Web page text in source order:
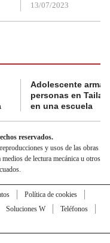
13/07/2023
Adolescente
personas en
en una escuela
reservados.
y usos de las obras
de lectura mecánica u otros
Política de cookies
Soluciones W
Teléfonos